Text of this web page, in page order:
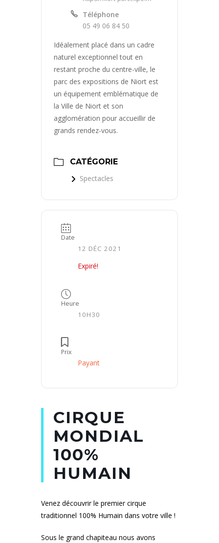
Téléphone
05 49 06 84 50
Idéalement placé dans un cadre
naturel exceptionnel tout en
restant proche du centre-ville, le
parc des expositions de Niort est
un équipement emblématique de
la Ville de Niort et son
agglomération pour accueillir de
grands rendez-vous.
CATÉGORIE
Spectacles
Date
12 DÉC 2021
Expiré!
Heure
10H30
Prix
Payant
CIRQUE
MONDIAL
100%
HUMAIN
Venez découvrir le premier cirque
traditionnel 100% Humain dans votre ville !
Sous le grand chapiteau nous avons